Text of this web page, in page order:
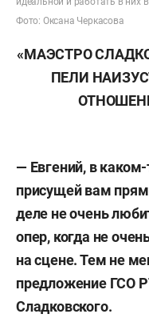
Фото: Оксана Черкасова
«МАЭСТРО
ПЕЛИ
— Евгений, в
присущей вам
деле не очень
опер, когда не
на сцене. Тем не
предложение ГСО
Сладковского.